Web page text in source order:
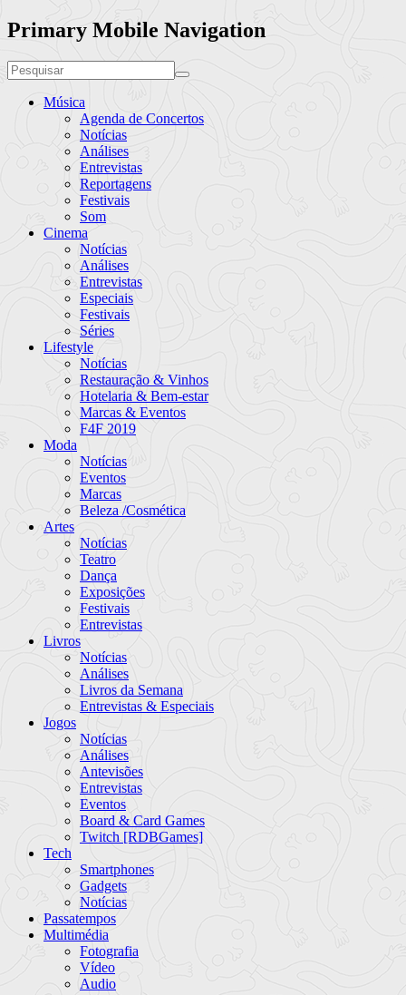
Primary Mobile Navigation
Música
Agenda de Concertos
Notícias
Análises
Entrevistas
Reportagens
Festivais
Som
Cinema
Notícias
Análises
Entrevistas
Especiais
Festivais
Séries
Lifestyle
Notícias
Restauração & Vinhos
Hotelaria & Bem-estar
Marcas & Eventos
F4F 2019
Moda
Notícias
Eventos
Marcas
Beleza /Cosmética
Artes
Notícias
Teatro
Dança
Exposições
Festivais
Entrevistas
Livros
Notícias
Análises
Livros da Semana
Entrevistas & Especiais
Jogos
Notícias
Análises
Antevisões
Entrevistas
Eventos
Board & Card Games
Twitch [RDBGames]
Tech
Smartphones
Gadgets
Notícias
Passatempos
Multimédia
Fotografia
Vídeo
Audio